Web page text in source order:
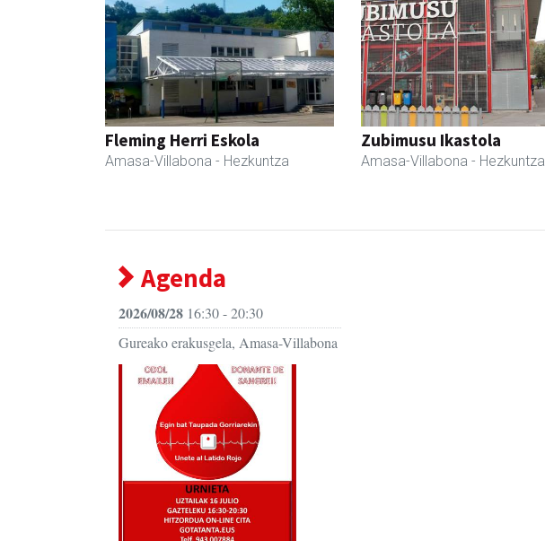
Fleming Herri Eskola
Amasa-Villabona - Hezkuntza
Zubimusu Ikastola
Amasa-Villabona - Hezkuntza
Agenda
2026/08/28 16:30 - 20:30
Gureako erakusgela, Amasa-Villabona